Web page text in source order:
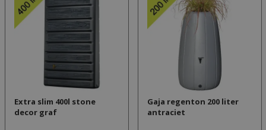
Extra slim 400l stone
decor graf
Gaja regenton 200 liter
antraciet